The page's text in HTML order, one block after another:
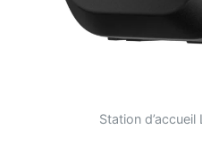
Station